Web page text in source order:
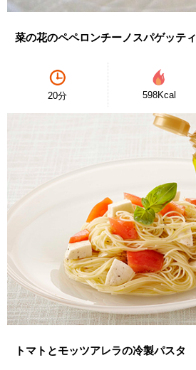
菜の花のペペロンチーノスパゲッティ
20分 598Kcal
トマトとモッツアレラの冷製パスタ